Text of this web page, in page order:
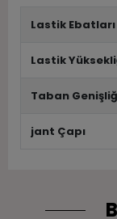
Lastik Ebatları
Lastik
Taban
jant Çapı